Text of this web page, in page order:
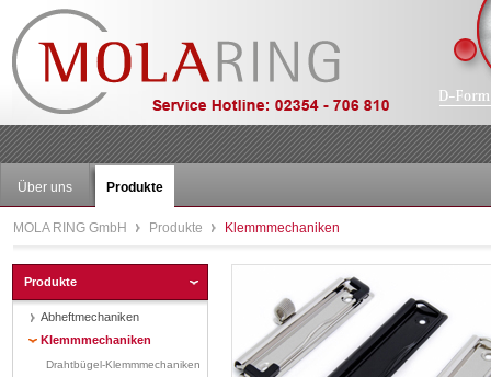
Über uns Produkte
MOLA RING GmbH Produkte Klemmmechaniken
Produkte
Abheftmechaniken
Klemmmechaniken
Drahtbügel-Klemmmechaniken